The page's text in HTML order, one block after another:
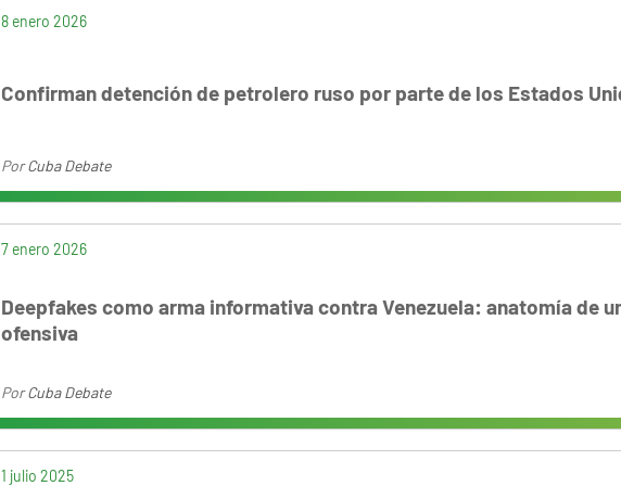
8 enero 2026
Confirman detención de petrolero ruso por parte de los Estados
PorCuba Debate
7 enero 2026
Deepfakes como arma informativa contra Venezuela: anatomía de
ofensiva
PorCuba Debate
1 julio 2025